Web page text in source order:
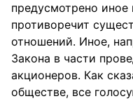
предусмотрено иное
противоречит
отношений. Иное,
Закона в части
акционеров. Как
обществе, все